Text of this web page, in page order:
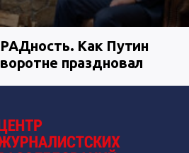
Как Путин
праздновал